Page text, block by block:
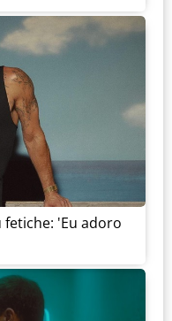
fetiche: 'Eu adoro